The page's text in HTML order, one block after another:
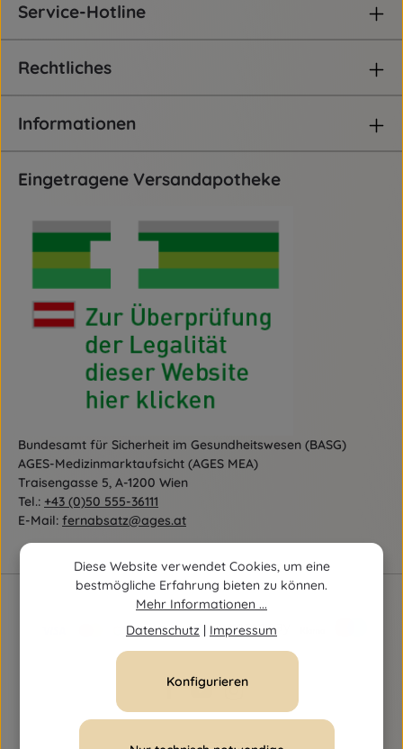
Service-Hotline
Rechtliches
Informationen
Eingetragene Versandapotheke
Bundesamt für Sicherheit im Gesundheitswesen (BASG)
AGES-Medizinmarktaufsicht (AGES MEA)
Traisengasse 5, A-1200 Wien
Tel.: +43 (0)50 555-36111
E-Mail: fernabsatz@ages.at
Diese Website verwendet Cookies, um eine
bestmögliche Erfahrung bieten zu können.
Mehr Informationen ...
Datenschutz | Impressum
Konfigurieren